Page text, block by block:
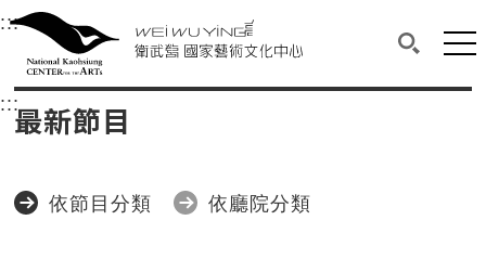
衛武營國家藝術文化中心
中央內容區塊，為本頁主要內容區。
:::選單連結區塊，此區塊列有本網站主要連結。
衛武營國家藝術文化中心
搜尋(開
網
:::中央內容區塊，為本頁主要內容區。
最新節目
依節目分類 依廳院分類